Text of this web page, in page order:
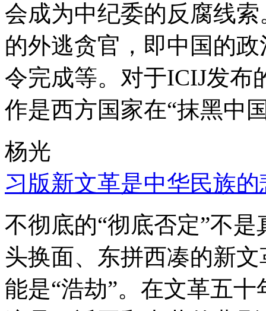
会成为中纪委的反腐线
的外逃贪官，即中国的
令完成等。对于ICIJ发布
作是西方国家在“抹黑中
杨光
习版新文革是中华民族的
不彻底的“彻底否定”不
头换面、东拼西凑的新
能是“浩劫”。在文革五